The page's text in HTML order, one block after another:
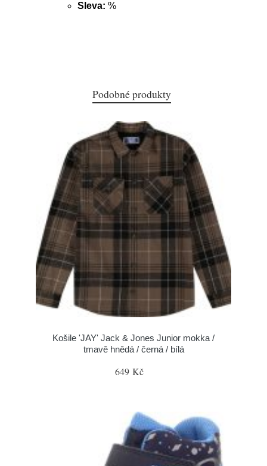
Sleva: %
Podobné produkty
Košile 'JAY' Jack & Jones Junior mokka /
tmavě hnědá / černá / bílá
649 Kč